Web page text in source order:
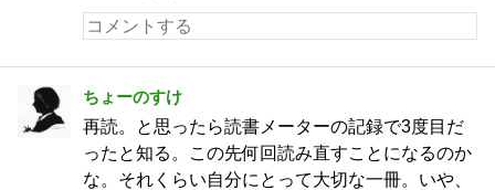
ちょーのすけ
再読。と思ったら読書メーターの記録で3度目だ
ったと知る。この先何回読み直すことになるのか
な。それくらい自分にとって大切な一冊。いや、